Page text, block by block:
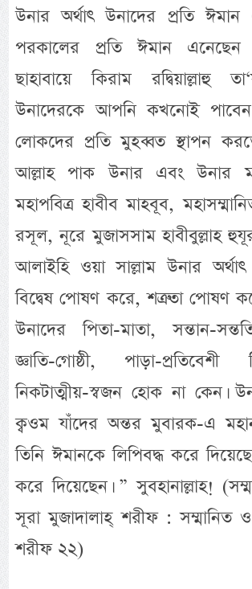
উনার অর্থাৎ উনাদের প্রতি
পরকালের প্রতি ঈমান এনেছেন
ছাহাবায়ে কিরাম রদ্বিয়াল্লাহু
উনাদেরকে আপনি কখনোই
লোকদের প্রতি মুহব্বত স্থাপন
আল্লাহ পাক উনার এবং উনার
মহাপবিত্র হাবীব মাহবূব,
রসূল, নূরে মুজাসসাম হাবীবুল্লাহ হুযূর
আলাইহি ওয়া সাল্লাম উনার
বিদ্বেষ পোষণ করে, শত্রুতা পোষণ
উনাদের পিতা-মাতা, সন্তান-
জ্ঞাতি-গোষ্ঠী, পাড়া-
নিকটাত্মীয়-স্বজন হোক না কেন।
ক্বওম যাঁদের অন্তর মুবারক-এ
তিনি ঈমানকে লিপিবদ্ধ করে
করে দিয়েছেন। ” সুবহানাল্লাহ!
সূরা মুজাদালাহ্ শরীফ : সম্মানিত
শরীফ ২২)